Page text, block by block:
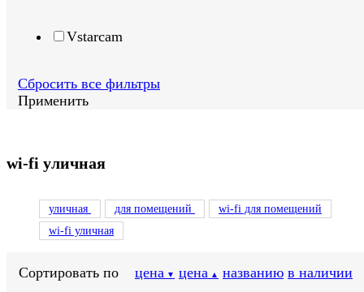
Vstarcam
Сбросить все фильтры
Применить
wi-fi уличная
уличная для помещений
wi-fi для помещений
wi-fi уличная
Сортировать по цена ▼ цена ▲ названию в наличии